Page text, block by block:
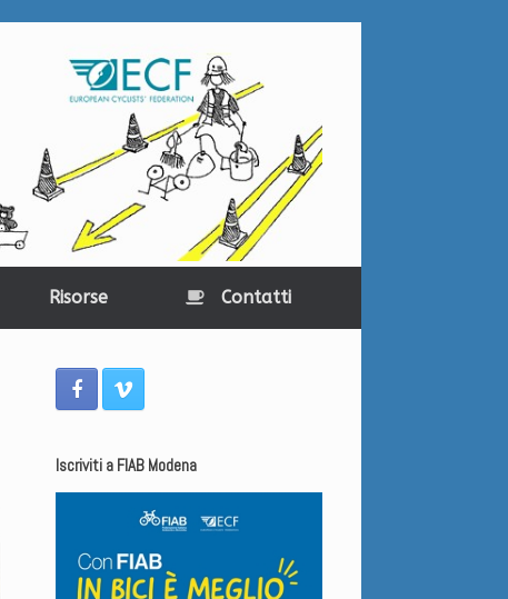
Risorse Contatti
Iscriviti a FIAB Modena